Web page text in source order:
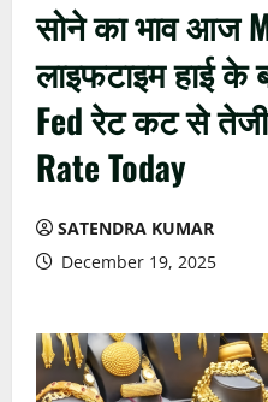
सोने का भाव आज
लाइफटाइम हाई के
Fed रेट कट से
Rate Today
SATENDRA KUMAR
December 19, 2025